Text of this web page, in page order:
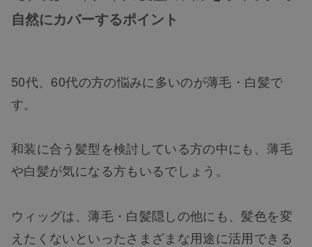
自然にカバーするポイント
50代、60代の方の悩みに多いのが薄毛・白髪で
す。
和装に合う髪型を検討している方の中にも、薄毛
や白髪が気になる方もいるでしょう。
ウィッグは、薄毛・白髪隠しの他にも、髪色を変
えたくないといったさまざまな用途に活用できる